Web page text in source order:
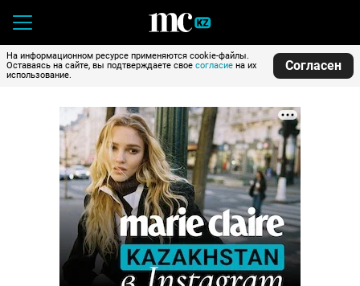
На информационном ресурсе применяются cookie-файлы.
Оставаясь на сайте, вы подтверждаете свое согласие на их
использование.
Согласен